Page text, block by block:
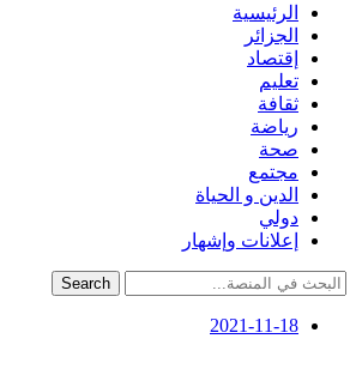
الرئيسية
الجزائر
إقتصاد
تعليم
ثقافة
رياضة
صحة
مجتمع
الدين و الحياة
دولي
إعلانات وإشهار
Search
2021-11-18